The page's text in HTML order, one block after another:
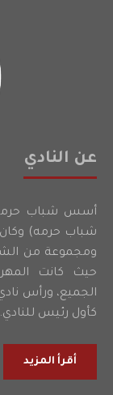
عن النادي
شباب حرمه) وكان
ومجموعة من
حيث كانت
الجميع، ورأس
كأول رئيس للنادي.
أقرأ المزيد